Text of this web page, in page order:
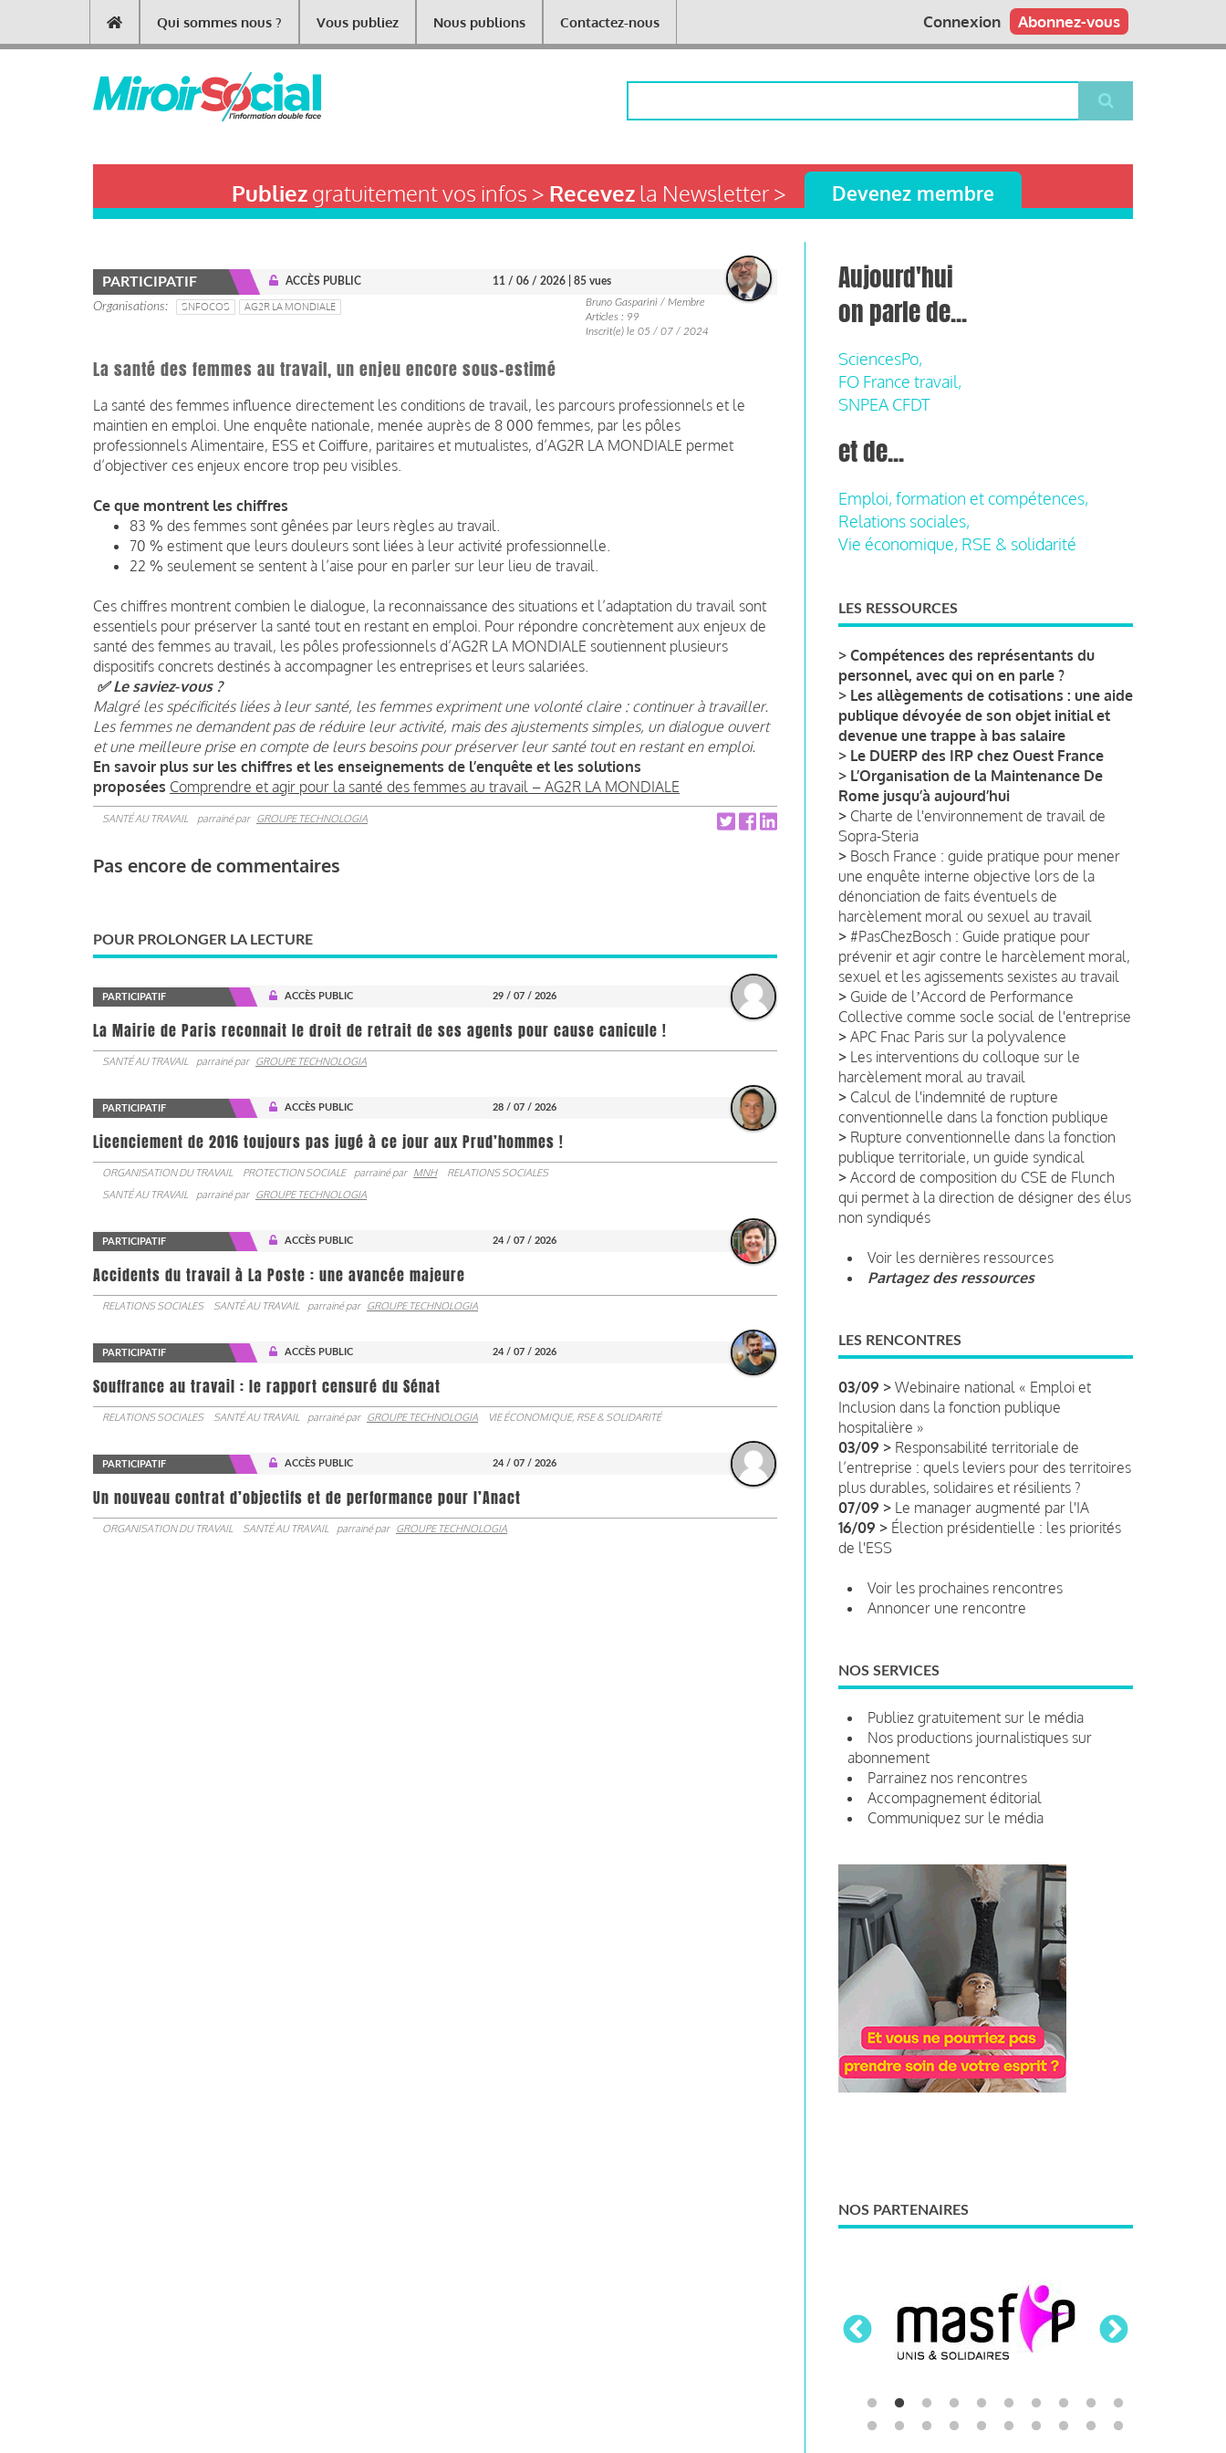
contenu
Main
navigation
Qui sommes nous ? Vous publiez Nous publions Contactez-nous Abonnez-vous
Connexion
Publiezgratuitement vos infos > Recevezla Newsletter > Devenez membre
PARTICIPATIF ACCÈS PUBLIC 11 / 06 / 2026 | 85 vues
Organisations SNFOCOS AG2R LA MONDIALE
Bruno Gasparini / Membre
Articles : 99
Inscrit(e) le 05 / 07 / 2024
La santé des femmes au travail, un enjeu encore sous-estimé
La santé des femmes influence directement les conditions de travail, les parcours professionnels et le
maintien en emploi. Une enquête nationale, menée auprès de 8 000 femmes, par les pôles
professionnels Alimentaire, ESS et Coiffure, paritaires et mutualistes, d’AG2R LA MONDIALE permet
d’objectiver ces enjeux encore trop peu visibles.
Ce que montrent les chiffres
83 % des femmes sont gênées par leurs règles au travail.
70 % estiment que leurs douleurs sont liées à leur activité professionnelle.
22 % seulement se sentent à l’aise pour en parler sur leur lieu de travail.
Ces chiffres montrent combien le dialogue, la reconnaissance des situations et l’adaptation du travail sont
essentiels pour préserver la santé tout en restant en emploi. Pour répondre concrètement aux enjeux de
santé des femmes au travail, les pôles professionnels d’AG2R LA MONDIALE soutiennent plusieurs
dispositifs concrets destinés à accompagner les entreprises et leurs salariées.
✅ Le saviez‑vous ?
Malgré les spécificités liées à leur santé, les femmes expriment une volonté claire : continuer à travailler.
Les femmes ne demandent pas de réduire leur activité, mais des ajustements simples, un dialogue ouvert
et une meilleure prise en compte de leurs besoins pour préserver leur santé tout en restant en emploi.
En savoir plus sur les chiffres et les enseignements de l’enquête et les solutions
proposées Comprendre et agir pour la santé des femmes au travail – AG2R LA MONDIALE
SANTÉ AU TRAVAIL parrainé par GROUPE TECHNOLOGIA
Pas encore de commentaires
POUR PROLONGER LA LECTURE
PARTICIPATIF ACCÈS PUBLIC 29 / 07 / 2026
La Mairie de Paris reconnait le droit de retrait de ses agents pour cause canicule !
SANTÉ AU TRAVAIL parrainé par GROUPE TECHNOLOGIA
PARTICIPATIF ACCÈS PUBLIC 28 / 07 / 2026
Licenciement de 2016 toujours pas jugé à ce jour aux Prud’hommes !
ORGANISATION DU TRAVAIL PROTECTION SOCIALE parrainé par MNH
RELATIONS SOCIALES
SANTÉ AU TRAVAIL
parrainé par GROUPE TECHNOLOGIA
PARTICIPATIF ACCÈS PUBLIC 24 / 07 / 2026
Accidents du travail à La Poste : une avancée majeure
RELATIONS SOCIALES SANTÉ AU TRAVAIL parrainé par GROUPE TECHNOLOGIA
PARTICIPATIF ACCÈS PUBLIC 24 / 07 / 2026
Souffrance au travail : le rapport censuré du Sénat
RELATIONS SOCIALES SANTÉ AU TRAVAIL parrainé par GROUPE TECHNOLOGIA VIE ÉCONOMIQUE, RSE & SOLIDARITÉ
PARTICIPATIF ACCÈS PUBLIC 24 / 07 / 2026
Un nouveau contrat d’objectifs et de performance pour l’Anact
ORGANISATION DU TRAVAIL SANTÉ AU TRAVAIL parrainé par GROUPE TECHNOLOGIA
Aujourd'hui
on parle de...
SciencesPo,
FO France travail,
SNPEA CFDT
et de...
Emploi, formation et compétences,
Relations sociales,
Vie économique, RSE & solidarité
LES RESSOURCES
> Compétences des représentants du
personnel, avec qui on en parle ?
> Les allègements de cotisations : une aide
publique dévoyée de son objet initial et
devenue une trappe à bas salaire
> Le DUERP des IRP chez Ouest France
> L’Organisation de la Maintenance De
Rome jusqu’à aujourd’hui
> Charte de l'environnement de travail de
Sopra-Steria
> Bosch France : guide pratique pour mener
une enquête interne objective lors de la
dénonciation de faits éventuels de
harcèlement moral ou sexuel au travail
> #PasChezBosch : Guide pratique pour
prévenir et agir contre le harcèlement moral,
sexuel et les agissements sexistes au travail
> Guide de lʼAccord de Performance
Collective comme socle social de l'entreprise
> APC Fnac Paris sur la polyvalence
> Les interventions du colloque sur le
harcèlement moral au travail
> Calcul de l'indemnité de rupture
conventionnelle dans la fonction publique
> Rupture conventionnelle dans la fonction
publique territoriale, un guide syndical
> Accord de composition du CSE de Flunch
qui permet à la direction de désigner des élus
non syndiqués
Voir les dernières ressources
Partagez des ressources
LES RENCONTRES
03/09 > Webinaire national « Emploi et
Inclusion dans la fonction publique
hospitalière »
03/09 > Responsabilité territoriale de
l’entreprise : quels leviers pour des territoires
plus durables, solidaires et résilients ?
07/09 > Le manager augmenté par l'IA
16/09 > Élection présidentielle : les priorités
de l'ESS
Voir les prochaines rencontres
Annoncer une rencontre
NOS SERVICES
Publiez gratuitement sur le média
Nos productions journalistiques sur
abonnement
Parrainez nos rencontres
Accompagnement éditorial
Communiquez sur le média
NOS PARTENAIRES